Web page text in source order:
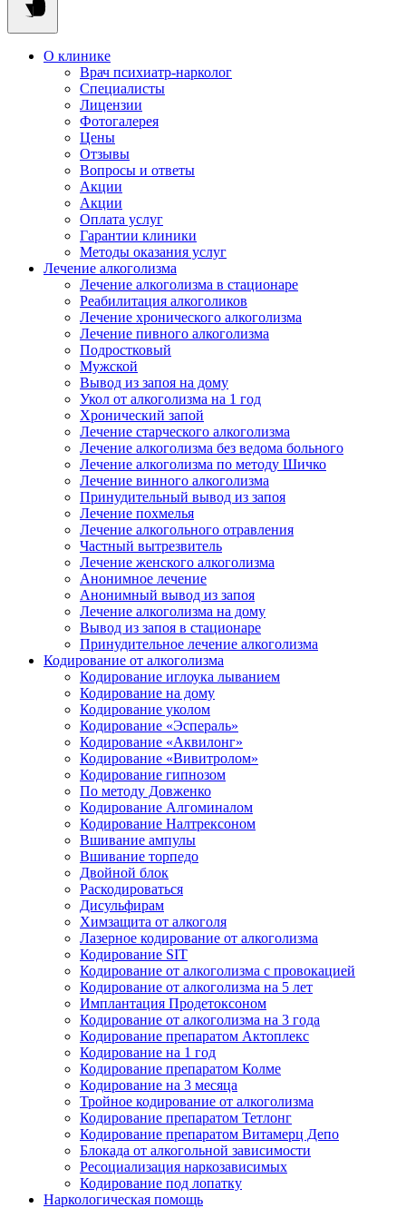
О клинике
Врач психиатр-нарколог
Специалисты
Лицензии
Фотогалерея
Цены
Отзывы
Вопросы и ответы
Акции
Акции
Оплата услуг
Гарантии клиники
Методы оказания услуг
Лечение алкоголизма
Лечение алкоголизма в стационаре
Реабилитация алкоголиков
Лечение хронического алкоголизма
Лечение пивного алкоголизма
Подростковый
Мужской
Вывод из запоя на дому
Укол от алкоголизма на 1 год
Хронический запой
Лечение старческого алкоголизма
Лечение алкоголизма без ведома больного
Лечение алкоголизма по методу Шичко
Лечение винного алкоголизма
Принудительный вывод из запоя
Лечение похмелья
Лечение алкогольного отравления
Частный вытрезвитель
Лечение женского алкоголизма
Анонимное лечение
Анонимный вывод из запоя
Лечение алкоголизма на дому
Вывод из запоя в стационаре
Принудительное лечение алкоголизма
Кодирование от алкоголизма
Кодирование иглоука лыванием
Кодирование на дому
Кодирование уколом
Кодирование «Эспераль»
Кодирование «Аквилонг»
Кодирование «Вивитролом»
Кодирование гипнозом
По методу Довженко
Кодирование Алгоминалом
Кодирование Налтрексоном
Вшивание ампулы
Вшивание торпедо
Двойной блок
Раскодироваться
Дисульфирам
Химзащита от алкоголя
Лазерное кодирование от алкоголизма
Кодирование SIT
Кодирование от алкоголизма с провокацией
Кодирование от алкоголизма на 5 лет
Имплантация Продетоксоном
Кодирование от алкоголизма на 3 года
Кодирование препаратом Актоплекс
Кодирование на 1 год
Кодирование препаратом Колме
Кодирование на 3 месяца
Тройное кодирование от алкоголизма
Кодирование препаратом Тетлонг
Кодирование препаратом Витамерц Депо
Блокада от алкогольной зависимости
Ресоциализация наркозависимых
Кодирование под лопатку
Наркологическая помощь